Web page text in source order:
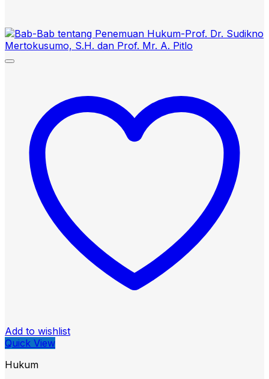
Add to wishlist
Quick View
Hukum